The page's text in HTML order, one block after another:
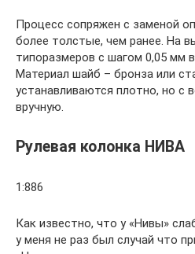
Процесс сопряжен с заменой
более толстые, чем ранее. На
типоразмеров с шагом 0,05 мм
Материал шайб – бронза или
устанавливаются плотно, но
вручную.
Рулевая колонка НИВА
1:886
Как известно, что у «Нивы»
у меня не раз был случай что